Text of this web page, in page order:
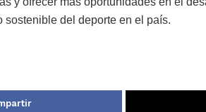
sostenible del deporte en el país.